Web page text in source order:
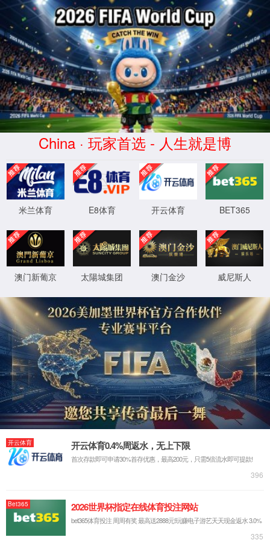
2026世界杯直播观看入口 - 高清
体育赛事直播平台 - World Cup
Live
4 4
返回首页
XML 地图